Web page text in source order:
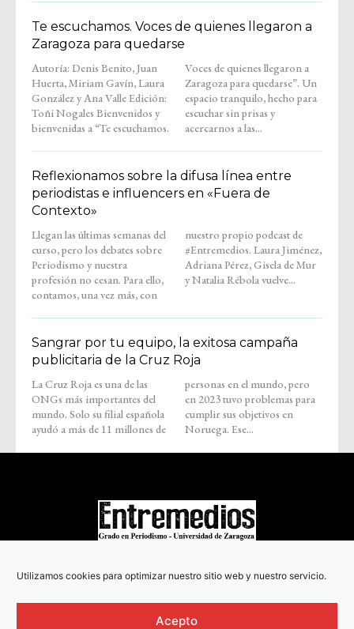
Utilizamos cookies para optimizar nuestro sitio web y nuestro servicio.
Acepto
Te escuchamos. Voces de quienes llegaron a
Zaragoza para quedarse
Autoría: Denis Benito, Juan
Huerta, Miriam Gavín, Laura
González y Ana Valle Edición:
Toñi Nogales Bienvenidos y
bienvenidas a “Te escuchamos.
Voces de quienes llegaron a
Zaragoza para quedarse”. Un
espacio tranquilo, hecho para
escuchar sin prisas y
acercarnos a las...
Reflexionamos sobre la difusa línea entre
periodistas e influencers en «Fuera de
Contexto»
Llegan las últimas semanas del
curso, pero los debates sobre
Periodismo y nuestra
profesión no cesan. Para ello,
contamos, una vez más, con
nuestro propio podcast de
#Entremedios. Laura Jiménez,
Adriana Pérez, Gisela de Mur
y Natalia Rébola vuelve...
Sangrar por tu equipo, la exitosa campaña
publicitaria de la Cruz Roja
La Cruz Roja es una de las
ONGs más importantes del
mundo. Solo su filial española
ayudó a más de 11 millones de
personas en el mundo, pero
en 2023 tuvo problemas para
cumplir sus objetivos en
Noruega. Ese...